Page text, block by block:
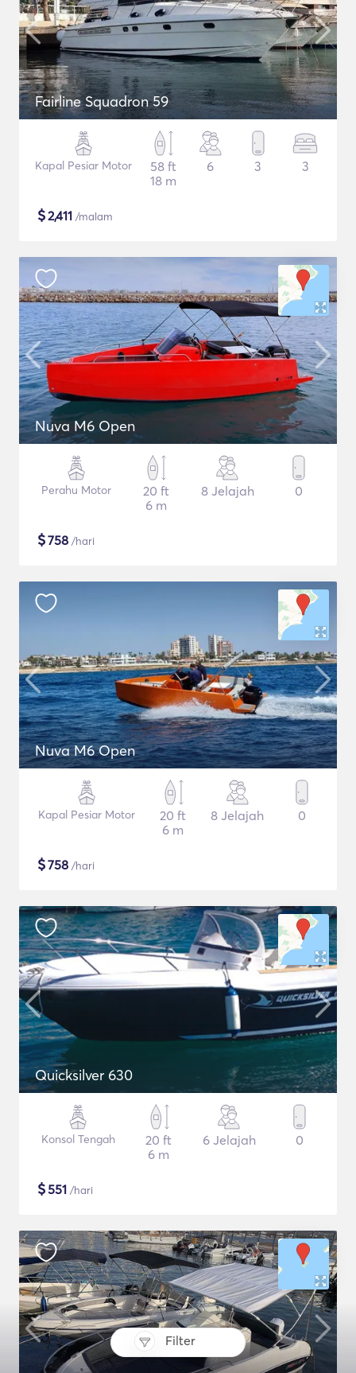
Filter
Fairline Squadron 59
Kapal Pesiar Motor
58 ft
18 m
6 3 3
$2,411 /malam
Nuva M6 Open
Perahu Motor
20 ft
6 m
8 Jelajah 0
$758 /hari
Nuva M6 Open
Kapal Pesiar Motor
20 ft
6 m
8 Jelajah 0
$758 /hari
Quicksilver 630
Konsol Tengah
20 ft
6 m
6 Jelajah 0
$551 /hari